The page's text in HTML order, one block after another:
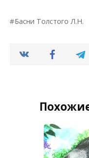
Басни Толстого Л.Н.